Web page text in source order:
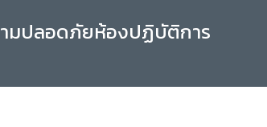
ามปลอดภัยห้องปฏิบัติการ